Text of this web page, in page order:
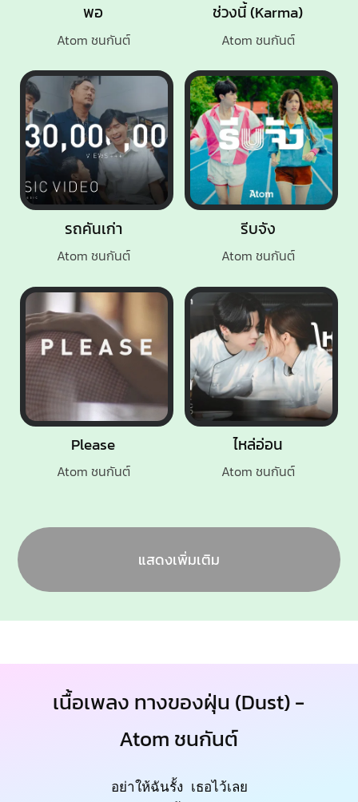
Please
Atom ชนกันต์
พอ
Atom ชนกันต์
ช่วงนี้ (Karma)
Atom ชนกันต์
รถคันเก่า
Atom ชนกันต์
รีบจัง
Atom ชนกันต์
ไหล่อ่อน
Atom ชนกันต์
แสดงเพิ่มเติม
เนื้อเพลง ทางของฝุ่น (Dust) -
Atom ชนกันต์
อย่าให้ฉันรั้ง เธอไว้เลย